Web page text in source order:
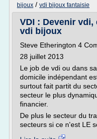
bijoux / vdi bijoux fantaisie
VDI : Devenir
vdi bijoux
Steve Etherington 4
28 juillet 2013
Le job de vdi ou dans
domicile indépendant
surtout fait partit du
secteur le plus
financier.
De plus le secteur du
secteurs si ce n'est LE